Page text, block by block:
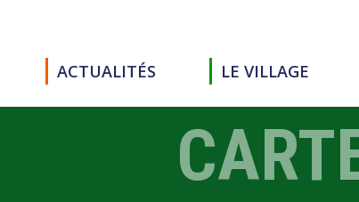
ACTUALITÉS LE VILLAGE